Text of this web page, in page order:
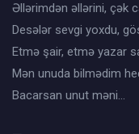
Əllərimdən əllərini, çək
Desələr sevgi yoxdu,
Etmə şair, etmə yazar
Mən unuda bilmədim
Bacarsan unut məni...